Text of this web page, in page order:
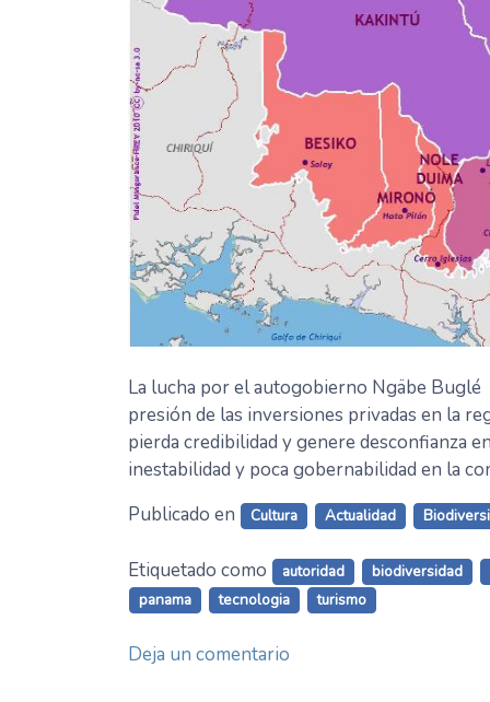
La lucha por el autogobierno Ngäbe
presión de las inversiones privadas en la
pierda credibilidad y genere desconfianza
inestabilidad y poca gobernabilidad en la
Publicado en
Cultura Actualidad
Etiquetado como autoridad biodiversidad
panama
tecnologia turismo
Deja un comentario